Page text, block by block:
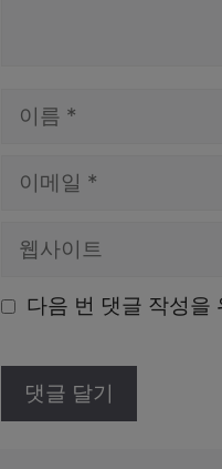
일
이 다음 번 댓글 작성을